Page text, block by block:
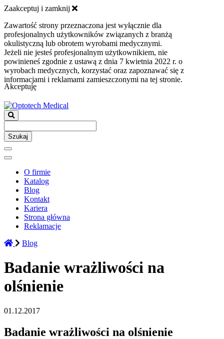
Zaakceptuj i zamknij
Zawartość strony przeznaczona jest wyłącznie dla
profesjonalnych użytkowników związanych z branżą
okulistyczną lub obrotem wyrobami medycznymi.
Jeżeli nie jesteś profesjonalnym użytkownikiem, nie
powinieneś zgodnie z ustawą z dnia 7 kwietnia 2022 r. o
wyrobach medycznych, korzystać oraz zapoznawać się z
informacjami i reklamami zamieszczonymi na tej stronie.
Akceptuję
Szukaj
O firmie
Katalog
Blog
Kontakt
Kariera
Strona główna
Reklamacje
Blog
Badanie wrażliwości na
olśnienie
01.12.2017
Badanie wrażliwości na olśnienie